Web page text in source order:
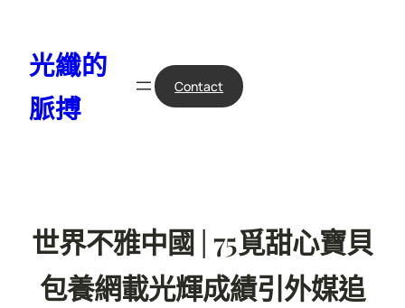
光纖的
脈搏
Contact
世界不雅中國 | 75覓甜心寶貝
包養網載光輝成績引外媒追